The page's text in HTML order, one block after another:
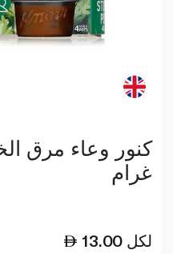
غرام
13.00 لكل